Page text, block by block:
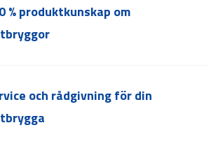
% produktkunskap om
och rådgivning för din